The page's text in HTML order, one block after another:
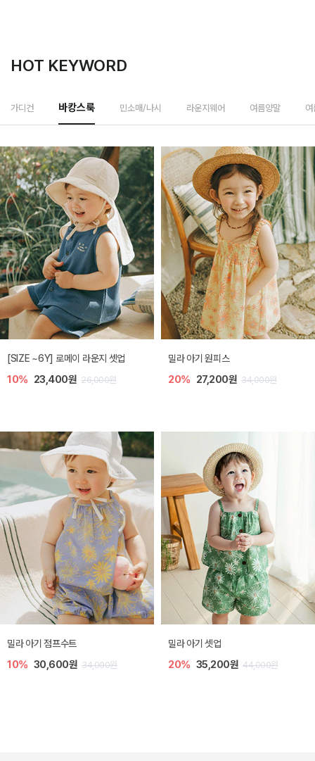
HOT KEYWORD
가디건 바캉스룩 민소매/나시 라운지웨어 여름양말
엘리오 아기 블라우스
20% 21,600원 27,000원
엘로디 니트 아기 뷔스티에
20% 21,600원 27,000원
토닉 아기 민소매 티셔츠
20% 11,200원 14,000원
베티 니트 아기 민소매 티셔츠
10% 24,300원 27,000원